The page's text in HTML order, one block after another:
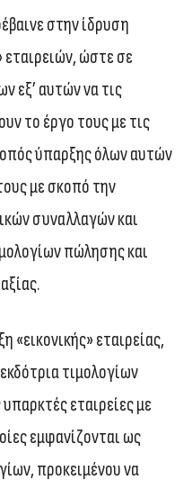
στην ίδρυση
εταιρειών, ώστε σε
εξ’ αυτών να τις
το έργο τους με τις
ύπαρξης όλων αυτών
με σκοπό την
συναλλαγών και
πώλησης και
«εικονικής» εταιρείας,
τιμολογίων
εταιρείες με
εμφανίζονται ως
προκειμένου να